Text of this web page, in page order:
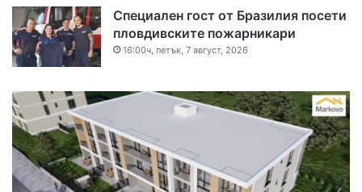
Специален гост от Бразилия посети
пловдивските пожарникари
16:00ч, петък, 7 август, 2026